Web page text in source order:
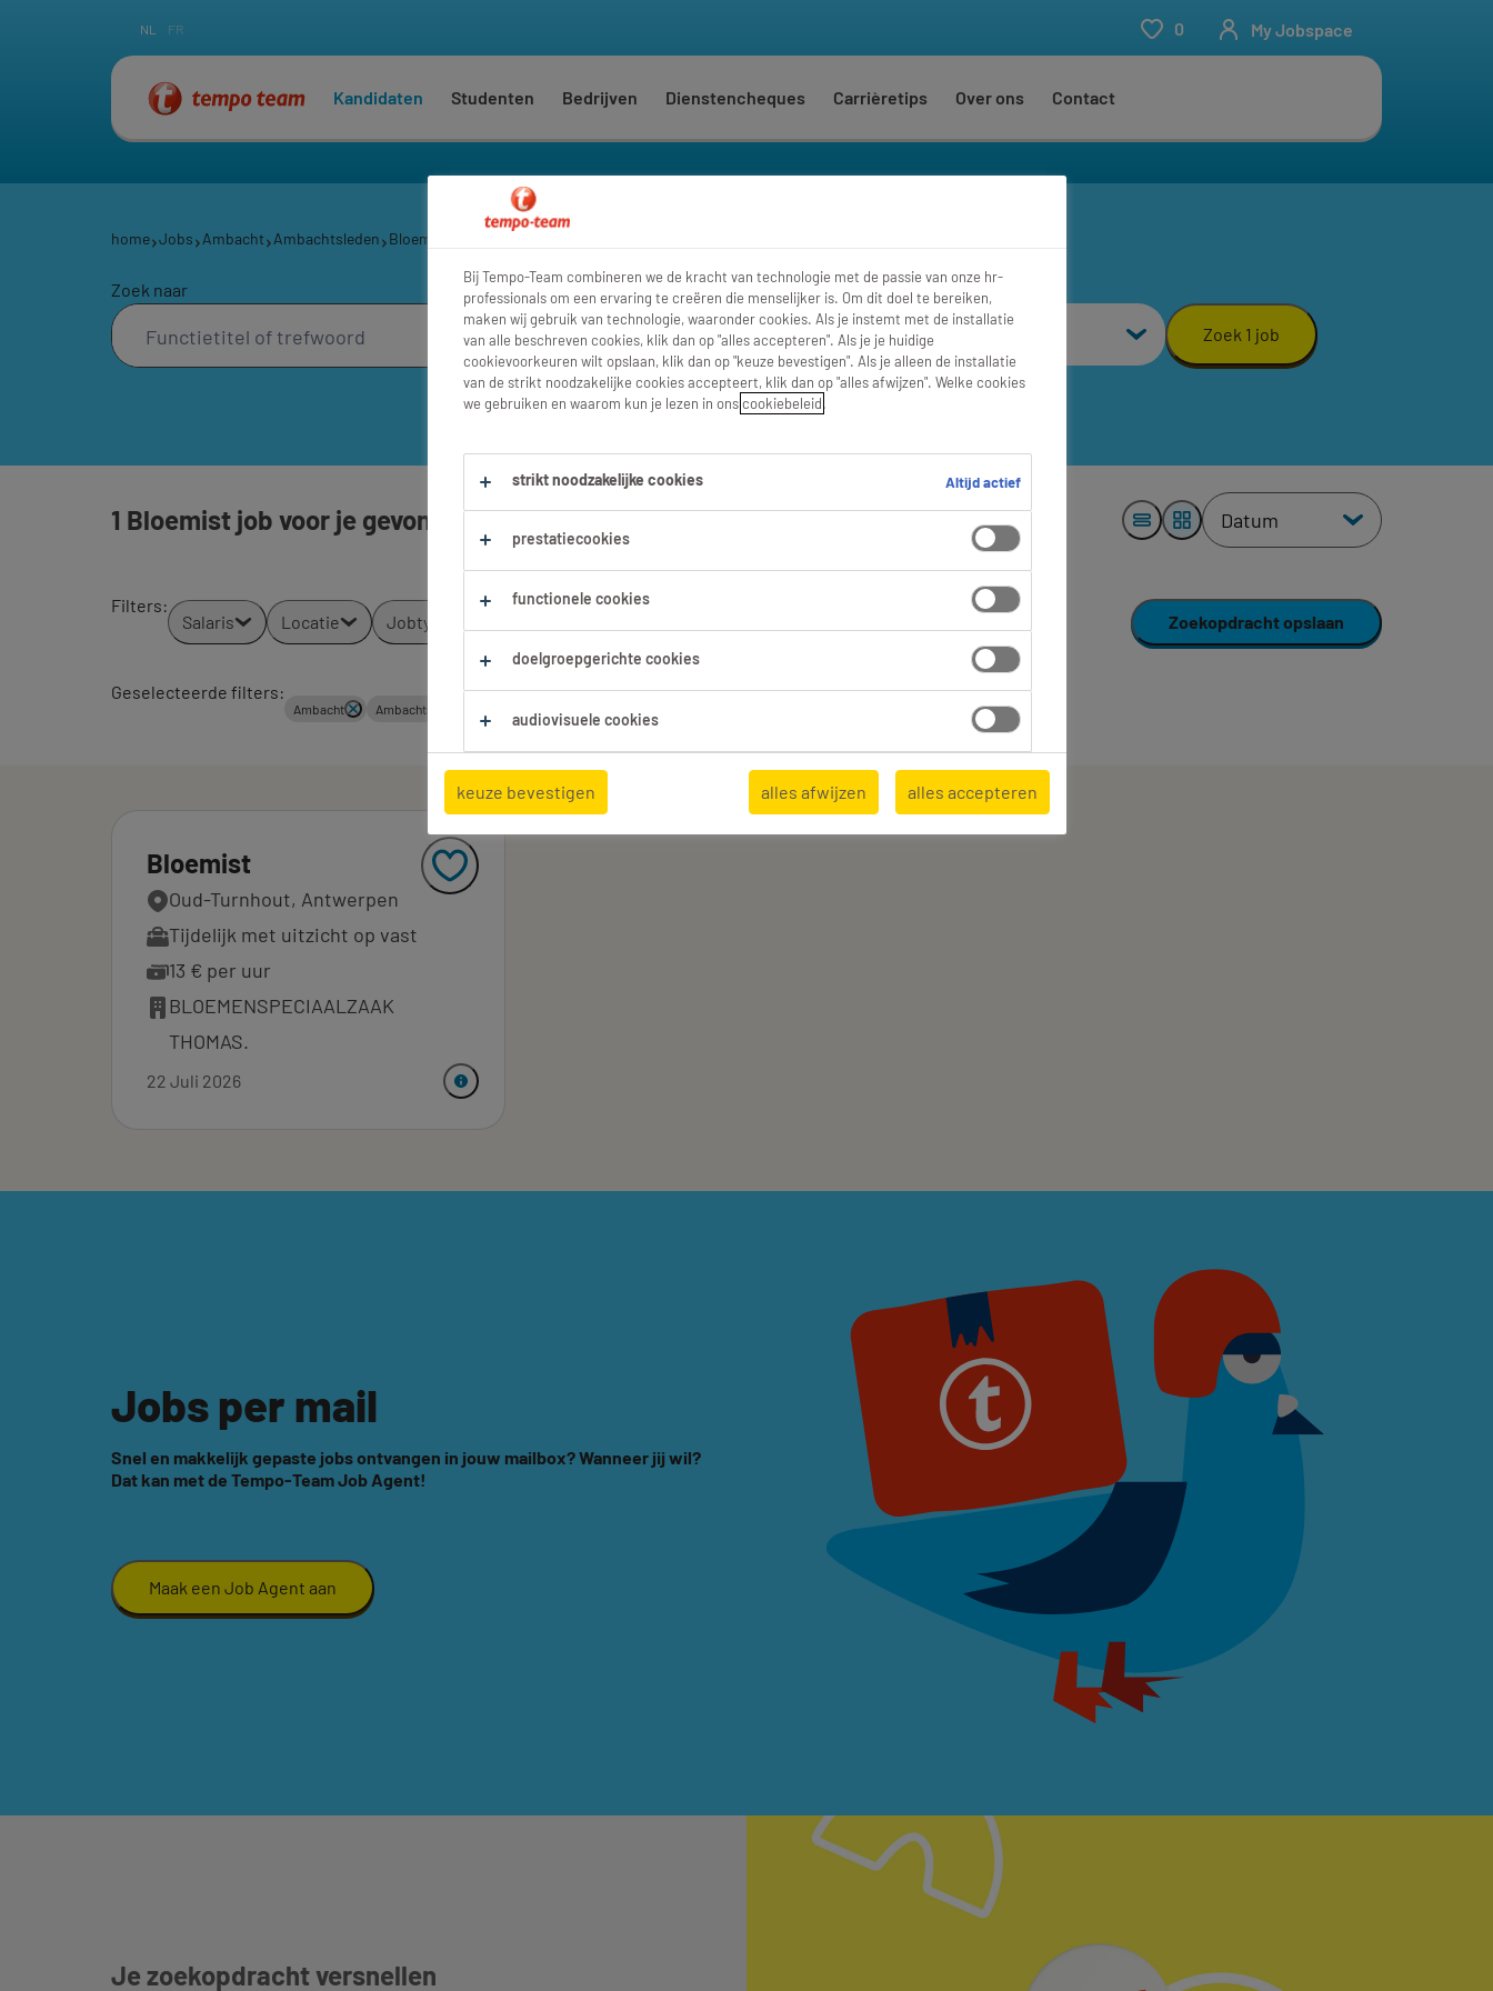
Kandidaten Studenten Bedrijven Dienstencheques Carrièretips Over ons Contact
0 My Jobspace
NL FR
home Jobs Ambacht Ambachtsleden Bloemist
Zoek naar Waar Straal
Zoek 1 job
1 Bloemist job voor je gevonden.
Filters:
Salaris Locatie Jobtypes Zoekopdracht opslaan
Geselecteerde filters:
Ambacht Ambachtsleden Alles wissen
Bloemist
Oud-Turnhout, Antwerpen
Tijdelijk met uitzicht op vast
13 € per uur
BLOEMENSPECIAALZAAK
THOMAS.
22 Juli 2026
Jobs per mail
Snel en makkelijk gepaste jobs ontvangen in jouw mailbox? Wanneer jij wil?
Dat kan met de Tempo-Team Job Agent!
Maak een Job Agent aan
Je zoekopdracht versnellen
Bij Tempo-Team combineren we de kracht van technologie met de passie van onze hr-
professionals om een ervaring te creëren die menselijker is. Om dit doel te bereiken,
maken wij gebruik van technologie, waaronder cookies. Als je instemt met de installatie
van alle beschreven cookies, klik dan op "alles accepteren". Als je je huidige
cookievoorkeuren wilt opslaan, klik dan op "keuze bevestigen". Als je alleen de installatie
van de strikt noodzakelijke cookies accepteert, klik dan op "alles afwijzen". Welke cookies
we gebruiken en waarom kun je lezen in onscookiebeleid.
strikt noodzakelijke cookies Altijd actief
prestatiecookies
functionele cookies
doelgroepgerichte cookies
audiovisuele cookies
keuze bevestigen alles afwijzen alles accepteren